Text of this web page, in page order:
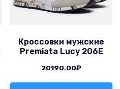
Кроссовки мужские
Premiata Lucy 206E
20190.00₽